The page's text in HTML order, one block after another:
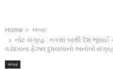
Home
ખબર
નોટ સંગ્રહ : નકશા પરથી દેશ ભૂંસાઈ
વડોદરાના ફૈઝલ દુધવાલાનો અનોખો
ખબર